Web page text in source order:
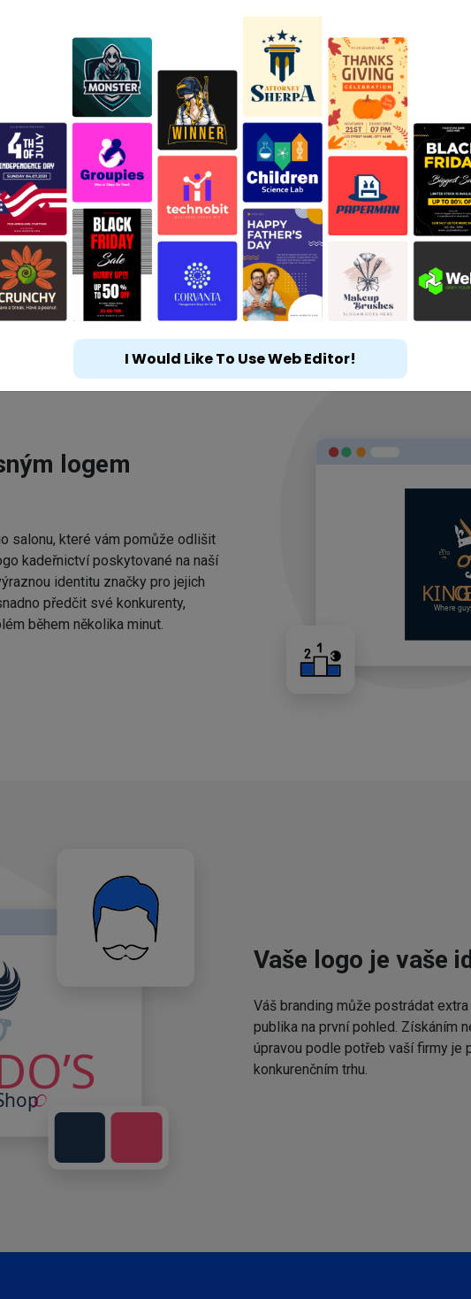
logem
salonu, které vám pomůže odlišit
kadeřnictví poskytované na naší
identitu značky pro jejich
předčit své konkurenty,
během několika minut.
Vaše logo je vaše
Váš branding může postrádat
publika na první pohled. Získáním
úpravou podle potřeb vaší firmy je
konkurenčním trhu.
I Would Like To Use Web Editor!